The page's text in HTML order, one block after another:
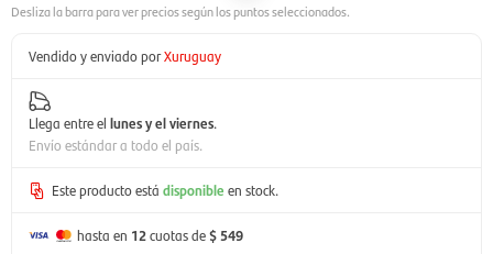
Vendido y enviado porXuruguay
Llega entre el lunes y el viernes.
Envío estándar a todo el país.
Este producto está disponible en stock.
hasta en 12cuotas de$ 549